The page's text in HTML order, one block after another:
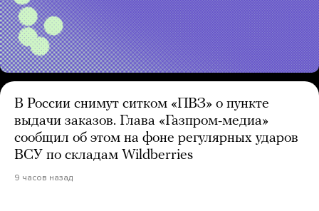
В России снимут ситком «ПВЗ» о пункте
выдачи заказов. Глава «Газпром-медиа»
сообщил об этом на фоне регулярных ударов
ВСУ по складам Wildberries
9 часов назад